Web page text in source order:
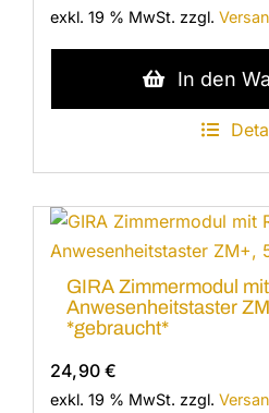
exkl. 19 % MwSt. zzgl.
In den
GIRA Zimmermodul
Anwesenheitstaster
*gebraucht*
24,90€
exkl. 19 % MwSt. zzgl.